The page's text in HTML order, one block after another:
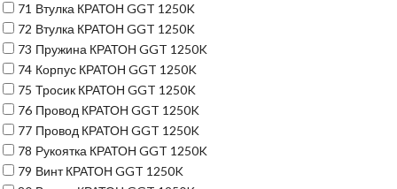
71 Втулка КРАТОН GGT 1250K
72 Втулка КРАТОН GGT 1250K
73 Пружина КРАТОН GGT 1250K
74 Корпус КРАТОН GGT 1250K
75 Тросик КРАТОН GGT 1250K
76 Провод КРАТОН GGT 1250K
77 Провод КРАТОН GGT 1250K
78 Рукоятка КРАТОН GGT 1250K
79 Винт КРАТОН GGT 1250K